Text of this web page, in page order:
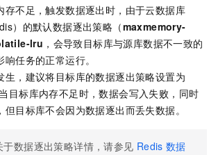
存不足，触发数据逐出时，由于云数据库
） 的默认数据逐出策略（maxmemory-
lru ，会导致目标库与源库数据不一致的
任务的正常运行。
生，建议将目标库的数据逐出策略设置为
当目标库内存不足时，数据会写入失败，同时
目标库不会因为数据逐出而丢失数据。
于数据逐出策略详情，请参见 Redis 数据